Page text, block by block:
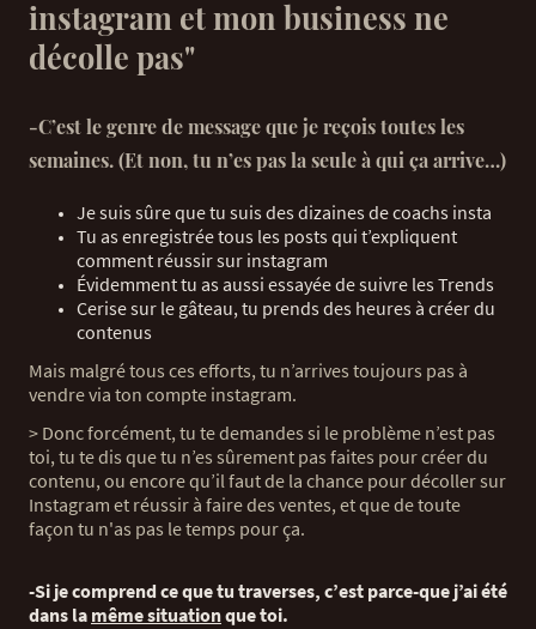
instagram et mon business ne
décolle pas"
-C’est le genre de message que je reçois toutes les
semaines. (Et non, tu n’es pas la seule à qui ça arrive…)
Je suis sûre que tu suis des dizaines de coachs insta
Tu as enregistrée tous les posts qui t’expliquent
comment réussir sur instagram
Évidemment tu as aussi essayée de suivre les Trends
Cerise sur le gâteau, tu prends des heures à créer du
contenus
Mais malgré tous ces efforts, tu n’arrives toujours pas à
vendre via ton compte instagram.
> Donc forcément, tu te demandes si le problème n’est pas
toi, tu te dis que tu n’es sûrement pas faites pour créer du
contenu, ou encore qu’il faut de la chance pour décoller sur
Instagram et réussir à faire des ventes, et que de toute
façon tu n'as pas le temps pour ça.
-Si je comprend ce que tu traverses, c’est parce-que j’ai été
dans la même situationque toi.